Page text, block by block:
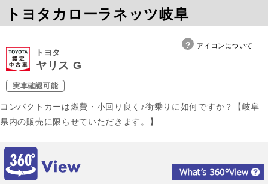
トヨタカローラネッツ岐阜
アイコンについて
トヨタ
ヤリス G
実車確認可能
コンパクトカーは燃費・小回り良く♪街乗りに如何ですか？【岐阜
県内の販売に限らせていただきます。】